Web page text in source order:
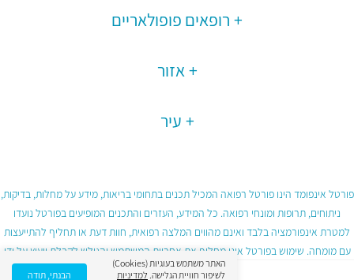
רופאים פופולאריים
אזור
עיר
פורטל אינפומד הינו פורטל רפואה המכיל תכנים בתחומי בריאות, מידע על מחלות, בדיקות,
ניתוחים, תרופות ומונחי רפואה. כל המידע, העזרים והתכנים המופיעים בפורטל נועדו
למטרת אינפורמציה בלבד ואינם מהווים המלצה רפואית, חוות דעת או תחליף להתייעצות
עם מומחה. שימוש בפורטל אינו מחליף את אחריות המשתמש והגולש לקבלת ייעוץ על ידי
גורם רפואי מוסמך ובכפוף לתנאי השימוש בפורטל.
האתר משתמש בעוגיות (Cookies)
לשיפור חוויית הגלישה. למדיניות הבנתי, תודה